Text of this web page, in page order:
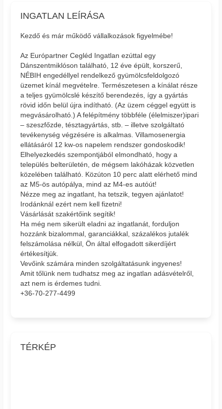
INGATLAN LEÍRÁSA
Kezdő és már működő vállalkozások figyelmébe!
Az Európartner Cegléd Ingatlan ezúttal egy
Dánszentmiklóson található, 12 éve épült, korszerű,
NÉBIH engedéllyel rendelkező gyümölcsfeldolgozó
üzemet kínál megvételre. Természetesen a kínálat része
a teljes gyümölcslé készítő berendezés, így a gyártás
rövid időn belül újra indítható. (Az üzem céggel együtt is
megvásárolható.) A felépítmény többféle (élelmiszer)ipari
– szeszfőzde, tésztagyártás, stb. – illetve szolgáltató
tevékenység végzésére is alkalmas. Villamosenergia
ellátásáról 12 kw-os napelem rendszer gondoskodik!
Elhelyezkedés szempontjából elmondható, hogy a
település belterületén, de mégsem lakóházak közvetlen
közelében található. Közúton 10 perc alatt elérhető mind
az M5-ös autópálya, mind az M4-es autóút!
Nézze meg az ingatlant, ha tetszik, tegyen ajánlatot!
Irodánknál ezért nem kell fizetni!
Vásárlását szakértőink segítik!
Ha még nem sikerült eladni az ingatlanát, forduljon
hozzánk bizalommal, garanciákkal, százalékos jutalék
felszámolása nélkül, Ön által elfogadott sikerdíjért
értékesítjük.
Vevőink számára minden szolgáltatásunk ingyenes!
Amit tőlünk nem tudhatsz meg az ingatlan adásvételről,
azt nem is érdemes tudni.
+36-70-277-4499
TÉRKÉP